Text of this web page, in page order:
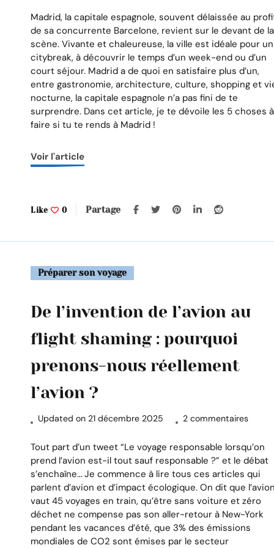
week-
end
Madrid
:
top
5
des
choses
Madrid, la capitale espagnole, souvent délaissée au
de sa concurrente Barcelone, revient sur le devant de la
scène. Vivante et chaleureuse, la ville est idéale pour un
citybreak, à découvrir le temps d’un week-end ou d’un
court séjour. Madrid a de quoi en satisfaire plus d’un,
entre gastronomie, architecture, culture, shopping et
nocturne, la capitale espagnole n’a pas fini de te
surprendre. Dans cet article, je te dévoile les 5 choses à
faire si tu te rends à Madrid !
Voir l'article
Like 0 Partage
Préparer son voyage
De l’invention de l’avion au
flight shaming : pourquoi
prenons-nous réellement
l’avion ?
Updated on 21 décembre 2025 2 commentairessur
de
l’avion
au
flight
Tout part d’un tweet “Le voyage responsable lorsqu’on
prend l’avion est-il tout sauf responsable ?” et le débat
s’enchaîne… Je commence à lire tous ces articles qui
parlent d’avion et d’impact écologique. On dit que l’avion
vaut 45 voyages en train, qu’être sans voiture et zéro
déchet ne compense pas son aller-retour à New-York
pendant les vacances d’été, que 3% des émissions
mondiales de CO2 sont émises par le secteur
Idées de voyages
de destinations en France
Idées de voyages
50 idées de destinations